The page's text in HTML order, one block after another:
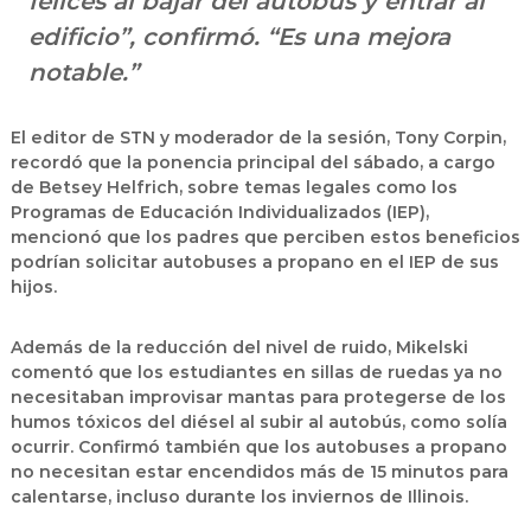
edificio”, confirmó. “Es una mejora
notable.”
El editor de STN y moderador de la sesión, Tony Corpin,
recordó que la ponencia principal del sábado, a cargo
de Betsey Helfrich, sobre temas legales como los
Programas de Educación Individualizados (IEP),
mencionó que los padres que perciben estos beneficios
podrían solicitar autobuses a propano en el IEP de sus
hijos.
Además de la reducción del nivel de ruido, Mikelski
comentó que los estudiantes en sillas de ruedas ya no
necesitaban improvisar mantas para protegerse de los
humos tóxicos del diésel al subir al autobús, como solía
ocurrir. Confirmó también que los autobuses a propano
no necesitan estar encendidos más de 15 minutos para
calentarse, incluso durante los inviernos de Illinois.